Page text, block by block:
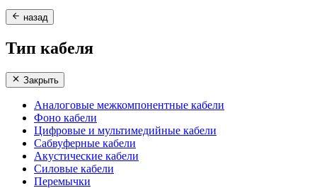
назад
Тип кабеля
Закрыть
Аналоговые межкомпонентные кабели
Фоно кабели
Цифровые и мультимедийные кабели
Сабвуферные кабели
Акустические кабели
Силовые кабели
Перемычки